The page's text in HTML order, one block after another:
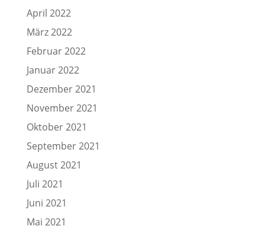
April 2022
März 2022
Februar 2022
Januar 2022
Dezember 2021
November 2021
Oktober 2021
September 2021
August 2021
Juli 2021
Juni 2021
Mai 2021